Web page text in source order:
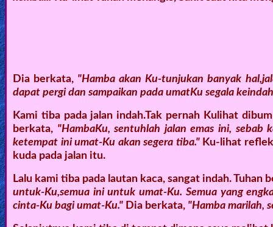
Prayer
Bible/Study
Jesus
Warfare
Dia berkata, "Hamba akan Ku-tunjukan banyak
dapat pergi dan sampaikan pada umatKu segala
Kami tiba pada jalan indah.Tak pernah Kulihat
berkata, "HambaKu, sentuhlah jalan emas ini, sebab
ketempat ini umat-Ku akan segera tiba."Ku-lihat
kuda pada jalan itu.
Lalu kami tiba pada lautan kaca, sangat indah. Tuhan
untuk-Ku,semua ini untuk umat-Ku. Semua yang
cinta-Ku bagi umat-Ku." Dia berkata, "Hamba marilah,